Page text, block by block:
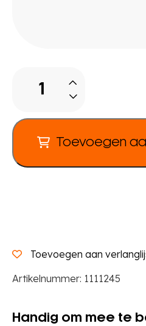
aantal
Toevoegen
Toevoegen aan
Artikelnummer: 1111245
Handig om mee te